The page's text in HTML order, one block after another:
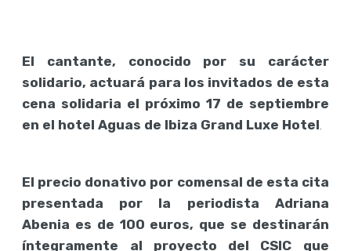
El cantante, conocido por su carácter
solidario, actuará para los invitados de esta
cena solidaria el próximo 17 de septiembre
en el hotel Aguas de Ibiza Grand Luxe Hotel.
El precio donativo por comensal de esta cita
presentada por la periodista Adriana
Abenia es de 100 euros, que se destinarán
íntegramente al proyecto del CSIC que